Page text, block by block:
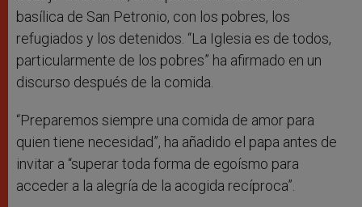
basílica de San Petronio, con los pobres, los
refugiados y los detenidos. “La Iglesia es de todos,
particularmente de los pobres” ha afirmado en un
discurso después de la comida.
“Preparemos siempre una comida de amor para
quien tiene necesidad”, ha añadido el papa antes de
invitar a “superar toda forma de egoísmo para
acceder a la alegría de la acogida recíproca”.